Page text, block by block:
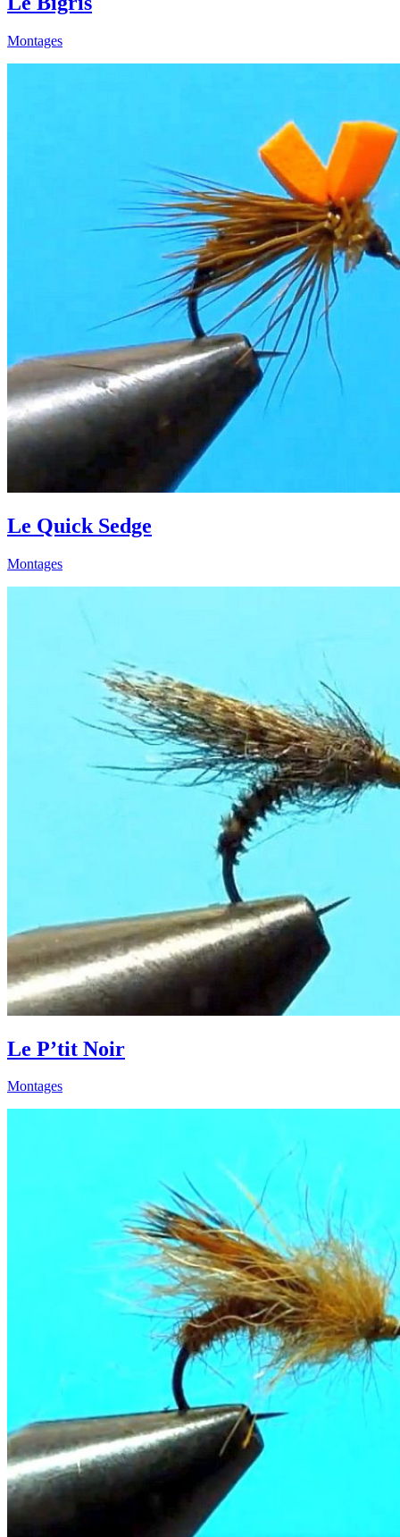
Montages
Le Quick Sedge
Montages
Le P’tit Noir
Montages